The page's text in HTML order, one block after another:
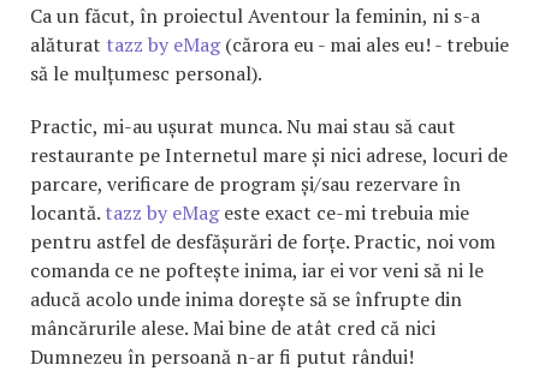
Ca un făcut, în proiectul Aventour la feminin, ni s-a
alăturat tazz by eMag(cărora eu - mai ales eu! - trebuie
să le mulțumesc personal).
Practic, mi-au ușurat munca. Nu mai stau să caut
restaurante pe Internetul mare și nici adrese, locuri de
parcare, verificare de program și/sau rezervare în
locantă. tazz by eMageste exact ce-mi trebuia mie
pentru astfel de desfășurări de forțe. Practic, noi vom
comanda ce ne poftește inima, iar ei vor veni să ni le
aducă acolo unde inima dorește să se înfrupte din
mâncărurile alese. Mai bine de atât cred că nici
Dumnezeu în persoană n-ar fi putut rândui!